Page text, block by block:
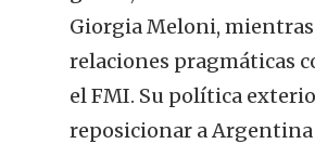
Giorgia Meloni,
relaciones pragmáticas
el FMI. Su política
reposicionar a Argentina